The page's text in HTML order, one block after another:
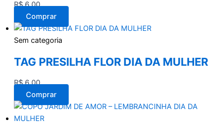
R$6,00
Comprar
Sem categoria
TAG PRESILHA FLOR DIA DA MULHER
R$6,00
Comprar